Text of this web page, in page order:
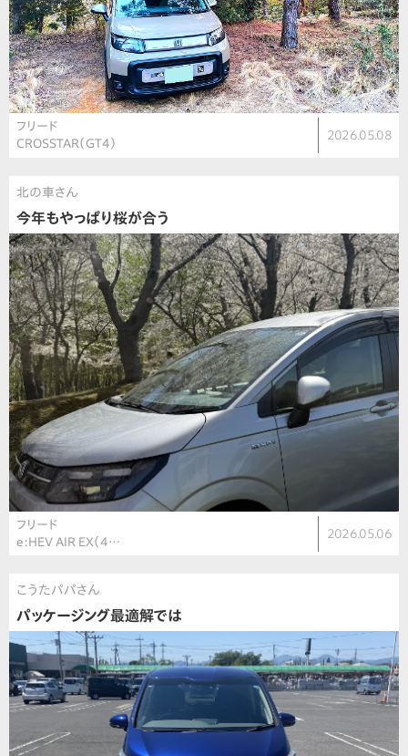
フリード
CROSSTAR（GT4）
2026.05.08
北の車さん
今年もやっぱり桜が合う
フリード
e:HEV AIR EX（4…
2026.05.06
こうたパパさん
パッケージング最適解では